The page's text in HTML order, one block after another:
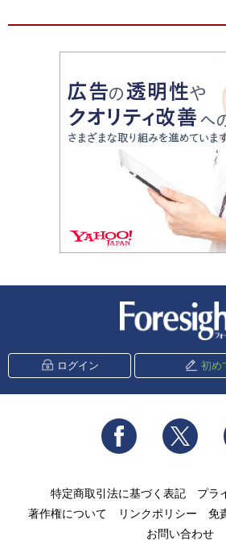
ログイン 初め
Facebook
特定商取引法に基づく表記
プラ
著作権について
リンクポリシー 免
お問い合わせ